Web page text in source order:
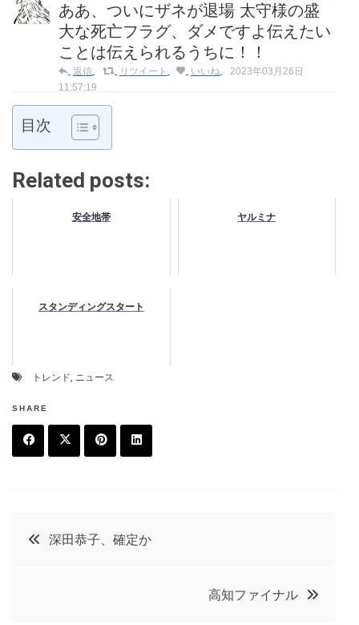
ああ、ついにザネが退場 太守様の盛
大な死亡フラグ、ダメですよ伝えたい
ことは伝えられるうちに！！
返信 リツイート いいね
2023年03月26日
11:57:19
目次
Related posts:
安全地帯 ヤルミナ
スタンディングスタート
トレンド, ニュース
SHARE
t
e
e
投
深田恭子、確定か
高知ファイナル